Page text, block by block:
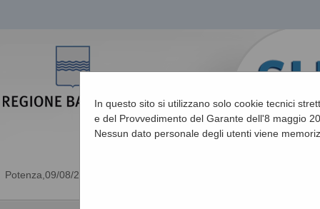
09/08/2026 18:20
In questo sito si utilizzano solo cookie tecnici
e del Provvedimento del Garante dell'8 maggio
Nessun dato personale degli utenti viene